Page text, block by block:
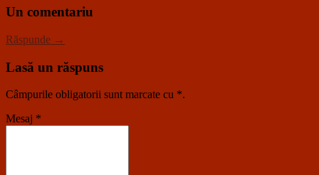
Un comentariu
Răspunde →
Lasă un răspuns
Câmpurile obligatorii sunt marcate cu *.
Mesaj *